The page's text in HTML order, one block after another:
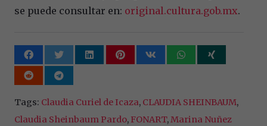
se puede consultar en: original.cultura.gob.mx.
Tags: Claudia Curiel de Icaza, CLAUDIA SHEINBAUM,
Claudia Sheinbaum Pardo, FONART,Marina Nuñez